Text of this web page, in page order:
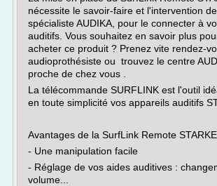
nécessite le savoir-faire et l'intervention
spécialiste AUDIKA, pour le connecter à
auditifs. Vous souhaitez en savoir plus
acheter ce produit ? Prenez vite rendez-
audioprothésiste ou trouvez le centre
proche de chez vous .
La télécommande SURFLINK est l'outil
en toute simplicité vos appareils auditifs
Avantages de la SurfLink Remote
- Une manipulation facile
- Réglage de vos aides auditives :
volume...